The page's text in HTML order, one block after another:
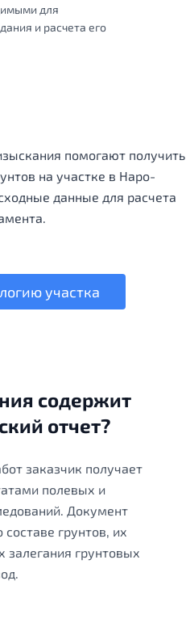
для
и расчета его
помогают получить
на участке в Наро-
данные для расчета
участка
содержит
отчет?
заказчик получает
полевых и
Документ
грунтов, их
залегания грунтовых